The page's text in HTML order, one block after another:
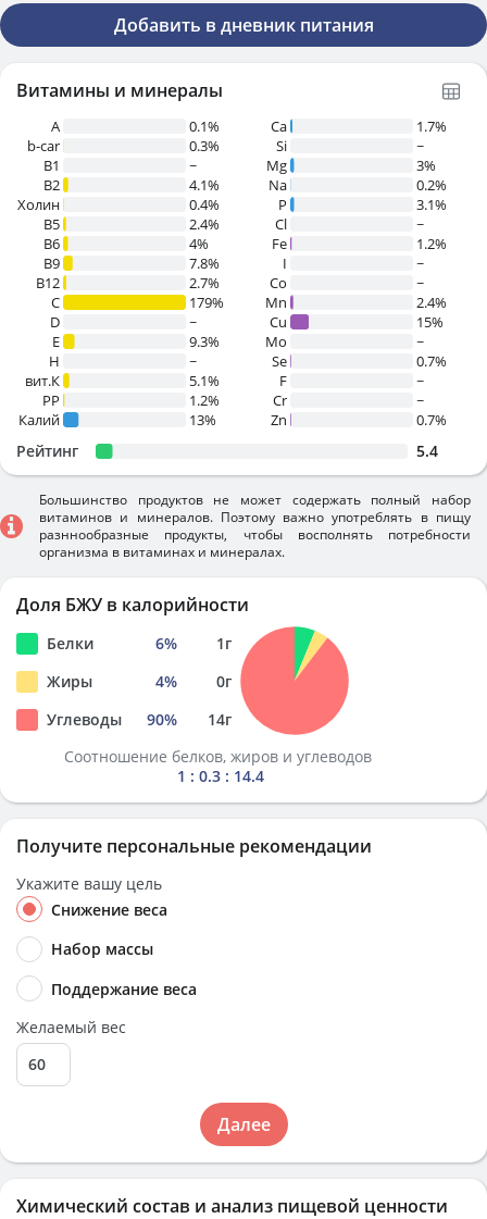
Химический состав и анализ пищевой ценности
Добавить в дневник питания
Витамины и минералы
A
0.1%
b-car
0.3%
В1
~
B2
4.1%
Холин
0.4%
B5
2.4%
B6
4%
B9
7.8%
B12
2.7%
C
179%
D
~
E
9.3%
H
~
вит.К
5.1%
PP
1.2%
Калий
13%
Ca
1.7%
Si
~
Mg
3%
Na
0.2%
P
3.1%
Cl
~
Fe
1.2%
I
~
Co
~
Mn
2.4%
Cu
15%
Mo
~
Se
0.7%
F
~
Cr
~
Zn
0.7%
Рейтинг 5.4
Большинство продуктов не может содержать полный набор
витаминов и минералов. Поэтому важно употреблять в пищу
разннообразные продукты, чтобы восполнять потребности
организма в витаминах и минералах.
Доля БЖУ в калорийности
Белки 6% 1г
Жиры
4% 0г
Углеводы
90% 14г
Соотношение белков, жиров и углеводов
1 : 0.3 : 14.4
Получите персональные рекомендации
Укажите вашу цель
Снижение веса
Набор массы
Поддержание веса
Желаемый вес
Далее